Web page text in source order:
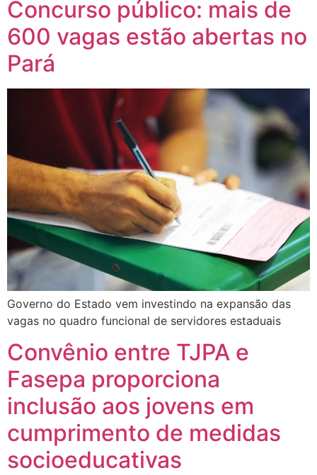
Concurso público: mais de
600 vagas estão abertas no
Pará
Governo do Estado vem investindo na expansão das
vagas no quadro funcional de servidores estaduais
Convênio entre TJPA e
Fasepa proporciona
inclusão aos jovens em
cumprimento de medidas
socioeducativas